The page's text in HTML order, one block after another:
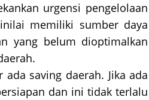
urgensi pengelolaan
memiliki sumber daya
yang belum dioptimalkan
saving daerah. Jika ada
dan ini tidak terlalu